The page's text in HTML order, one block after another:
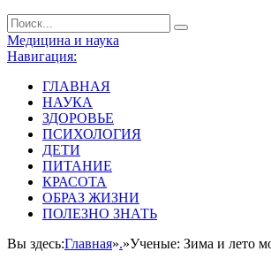
Медицина и наука
Навигация:
ГЛАВНАЯ
НАУКА
ЗДОРОВЬЕ
ПСИХОЛОГИЯ
ДЕТИ
ПИТАНИЕ
КРАСОТА
ОБРАЗ ЖИЗНИ
ПОЛЕЗНО ЗНАТЬ
Вы здесь:Главная».»Ученые: Зима и лето